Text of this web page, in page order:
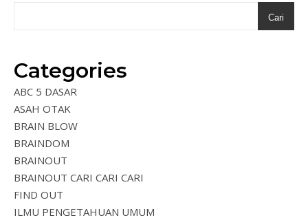
Cari
Categories
ABC 5 DASAR
ASAH OTAK
BRAIN BLOW
BRAINDOM
BRAINOUT
BRAINOUT CARI CARI CARI
FIND OUT
ILMU PENGETAHUAN UMUM